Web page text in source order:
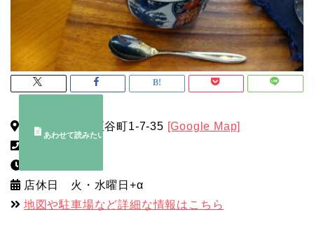
北九州市門司区谷町1-7-35 [Google Map]
店休日 火・水曜日+α
地図や駐車場など詳細な情報はこちら